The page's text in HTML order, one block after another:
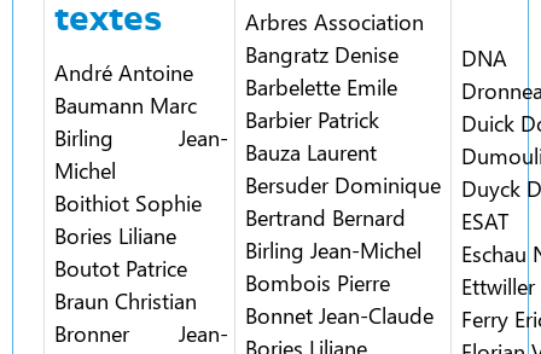
textes
André Antoine
Baumann Marc
Birling Jean-
Michel
Boithiot Sophie
Bories Liliane
Boutot Patrice
Braun Christian
Bronner Jean-
Arbres Association
Bangratz Denise
Barbelette Emile
Barbier Patrick
Bauza Laurent
Bersuder Dominique
Bertrand Bernard
Birling Jean-Michel
Bombois Pierre
Bonnet Jean-Claude
Bories Liliane
DNA
Duick
Duyck
ESAT
Eschau
Ferry